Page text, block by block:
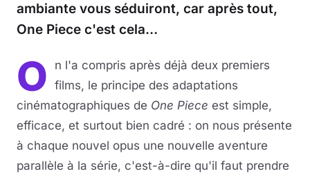
ambiante vous séduiront, car après tout,
One Piece c'est cela…
O
n l'a compris après déjà deux premiers
films, le principe des adaptations
cinématographiques de One Piece est simple,
efficace, et surtout bien cadré : on nous présente
à chaque nouvel opus une nouvelle aventure
parallèle à la série, c'est-à-dire qu'il faut prendre